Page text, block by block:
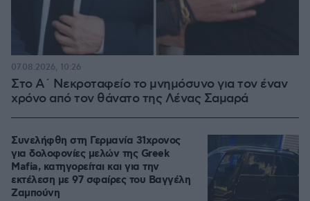
Στο Α΄ Νεκροταφείο το μνημόσυνο για τον έναν
χρόνο από τον θάνατο της Λένας Σαμαρά
07.08.2026, 10:26
Συνελήφθη στη Γερμανία 31χρονος
για δολοφονίες μελών της Greek
Mafia, κατηγορείται και για την
εκτέλεση με 97 σφαίρες του Βαγγέλη
Ζαμπούνη